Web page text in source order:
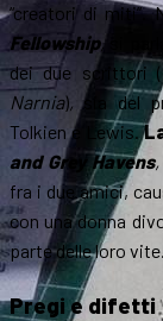
“creatori di miti”.
Fellowship,
si
dei due scrittori (
Narnia),sia del
Tolkien e Lewis.
and Grey Havens,
fra i due amici,
con una donna
parte delle loro vite.
Pregi e difetti